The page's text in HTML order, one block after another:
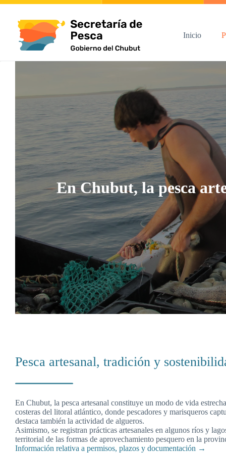
Skip
content
Inicio
En Chubut, la pesca
Pesca artesanal, tradición y
En Chubut, la pesca artesanal constituye un modo de vida
costeras del litoral atlántico, donde pescadores y marisqueros
destaca también la actividad de algueros.
Asimismo, se registran prácticas artesanales en algunos ríos y
territorial de las formas de aprovechamiento pesquero en la
Información relativa a permisos, plazos y documentación →